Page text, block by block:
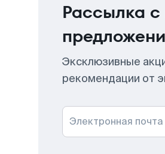
Рассылка
Эксклюзивные
рекомендации от
Электронная почта